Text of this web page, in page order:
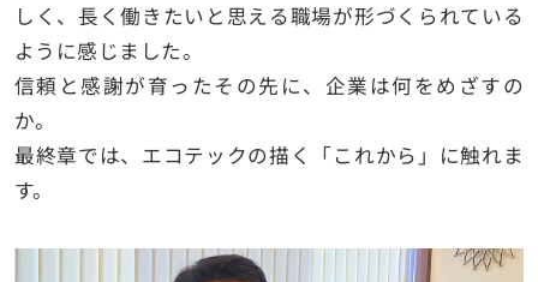
しく、長く働きたいと思える職場が形づくられている
ように感じました。
信頼と感謝が育ったその先に、企業は何をめざすの
か。
最終章では、エコテックの描く「これから」に触れま
す。